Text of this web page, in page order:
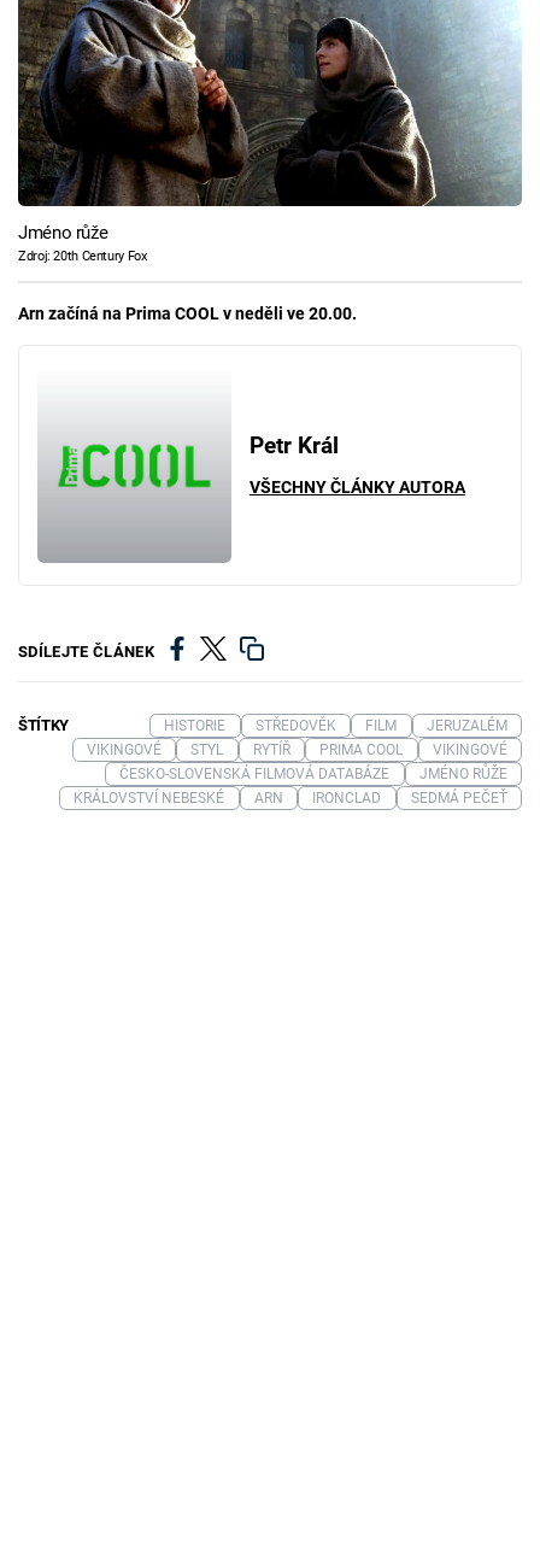
Jméno růže
Zdroj: 20th Century Fox
Arn začíná na Prima COOL v neděli ve 20.00.
Petr Král
VŠECHNY ČLÁNKY AUTORA
SDÍLEJTE ČLÁNEK
ŠTÍTKY HISTORIE STŘEDOVĚK FILM
JERUZALÉM
VIKINGOVÉ
STYL RYTÍŘ PRIMA COOL
VIKINGOVÉ
ČESKO-SLOVENSKÁ FILMOVÁ DATABÁZE
JMÉNO RŮŽE
KRÁLOVSTVÍ NEBESKÉ
ARN IRONCLAD SEDMÁ PEČEŤ